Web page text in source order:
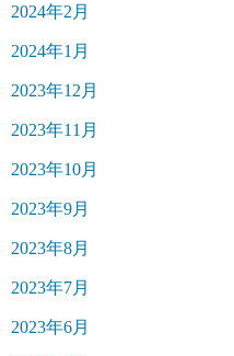
2024年2月
2024年1月
2023年12月
2023年11月
2023年10月
2023年9月
2023年8月
2023年7月
2023年6月